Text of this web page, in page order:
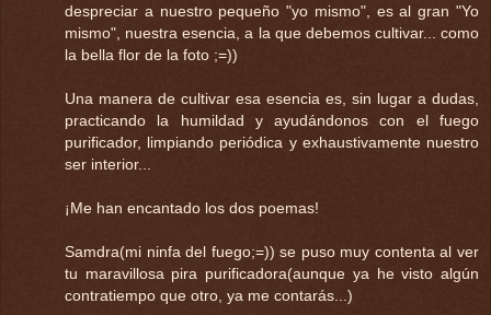
despreciar a nuestro pequeño "yo mismo", es al gran "Yo
mismo", nuestra esencia, a la que debemos cultivar... como
la bella flor de la foto ;=))
Una manera de cultivar esa esencia es, sin lugar a dudas,
practicando la humildad y ayudándonos con el fuego
purificador, limpiando periódica y exhaustivamente nuestro
ser interior...
¡Me han encantado los dos poemas!
Samdra(mi ninfa del fuego;=)) se puso muy contenta al ver
tu maravillosa pira purificadora(aunque ya he visto algún
contratiempo que otro, ya me contarás...)